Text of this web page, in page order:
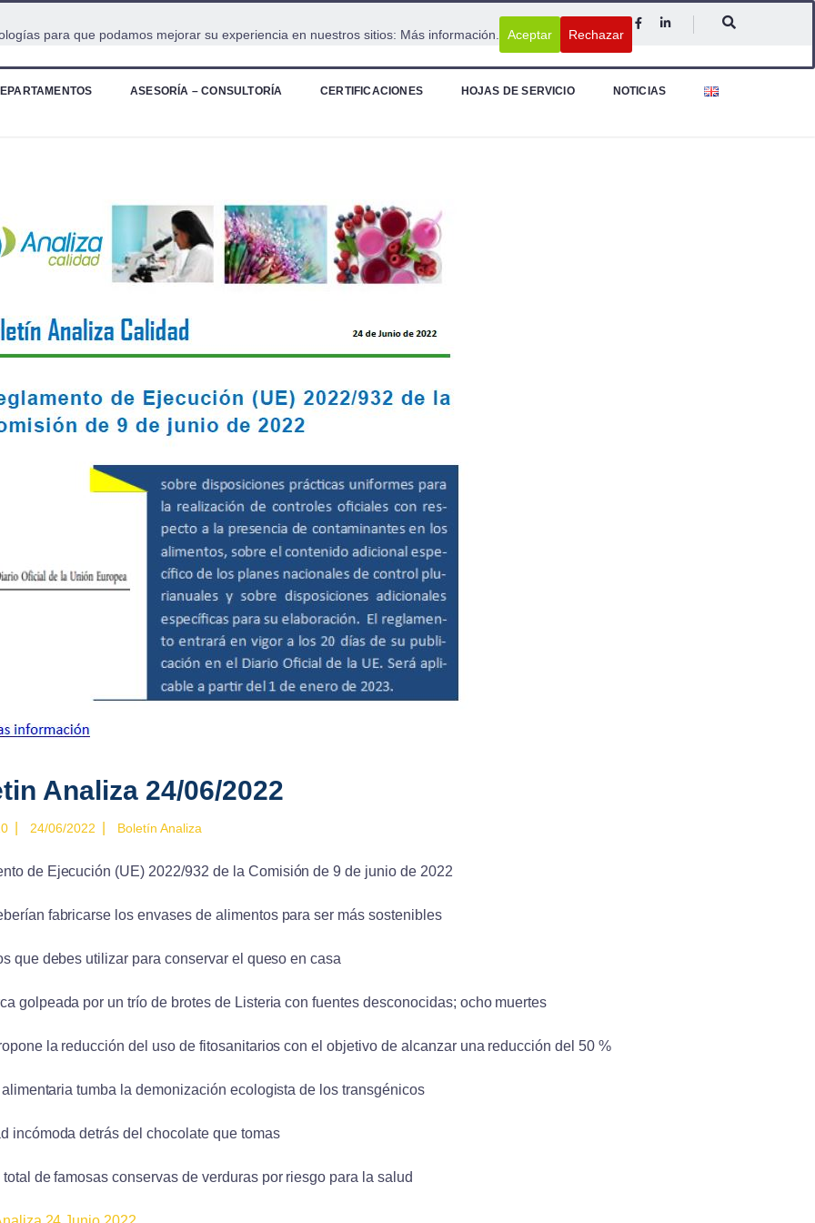
ASESORÍA – CONSULTORÍA CERTIFICACIONES HOJAS DE SERVICIO NOTICIAS
Analiza 24/06/2022
24/06/2022 Boletín Analiza
de Ejecución (UE) 2022/932 de la Comisión de 9 de junio de 2022
fabricarse los envases de alimentos para ser más sostenibles
que debes utilizar para conservar el queso en casa
golpeada por un trío de brotes de Listeria con fuentes desconocidas; ocho muertes
la reducción del uso de fitosanitarios con el objetivo de alcanzar una reducción del 50 %
tumba la demonización ecologista de los transgénicos
incómoda detrás del chocolate que tomas
de famosas conservas de verduras por riesgo para la salud
para que podamos mejorar su experiencia en nuestros sitios: Más información. Aceptar Rechazar